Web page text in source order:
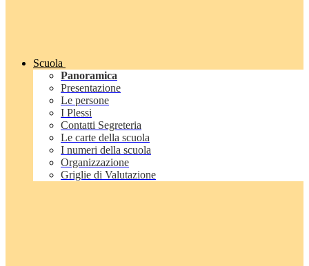
Scuola
Panoramica
Presentazione
Le persone
I Plessi
Contatti Segreteria
Le carte della scuola
I numeri della scuola
Organizzazione
Griglie di Valutazione